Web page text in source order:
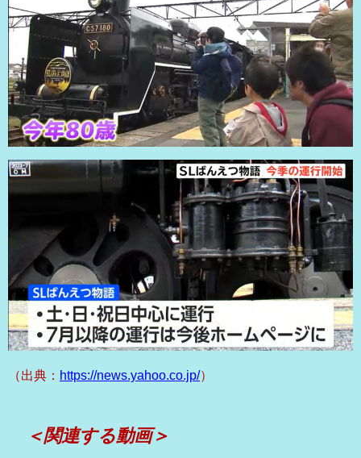
（出典： https://news.yahoo.co.jp/）
＜関連する動画＞